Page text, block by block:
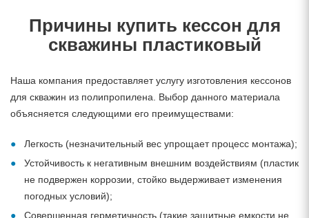
Причины купить кессон для
скважины пластиковый
Наша компания предоставляет услугу изготовления кессонов
для скважин из полипропилена. Выбор данного материала
объясняется следующими его преимуществами:
Легкость (незначительный вес упрощает процесс монтажа);
Устойчивость к негативным внешним воздействиям (пластик
не подвержен коррозии, стойко выдерживает изменения
погодных условий);
Совершенная герметичность (такие защитные емкости не